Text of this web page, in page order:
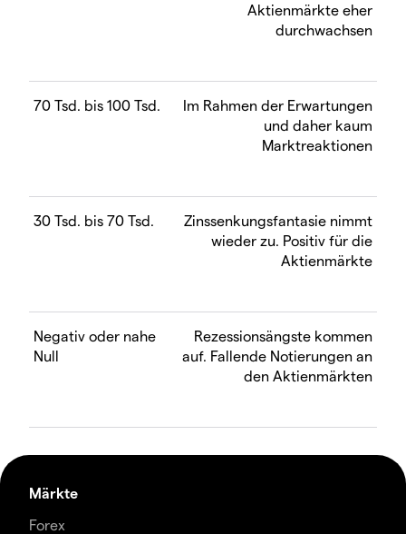
Aktienmärkte eher
durchwachsen
70 Tsd. bis 100 Tsd.
Im Rahmen der Erwartungen
und daher kaum
Marktreaktionen
30 Tsd. bis 70 Tsd.
Zinssenkungsfantasie nimmt
wieder zu. Positiv für die
Aktienmärkte
Negativ oder nahe
Null
Rezessionsängste kommen
auf. Fallende Notierungen an
den Aktienmärkten
Märkte
Forex